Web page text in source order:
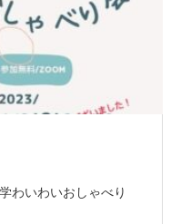
わいわいおしゃべり